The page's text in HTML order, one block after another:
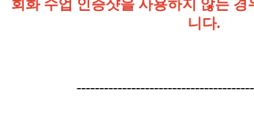
회화 수업 인증샷을 사용하지 않는 경
니다.